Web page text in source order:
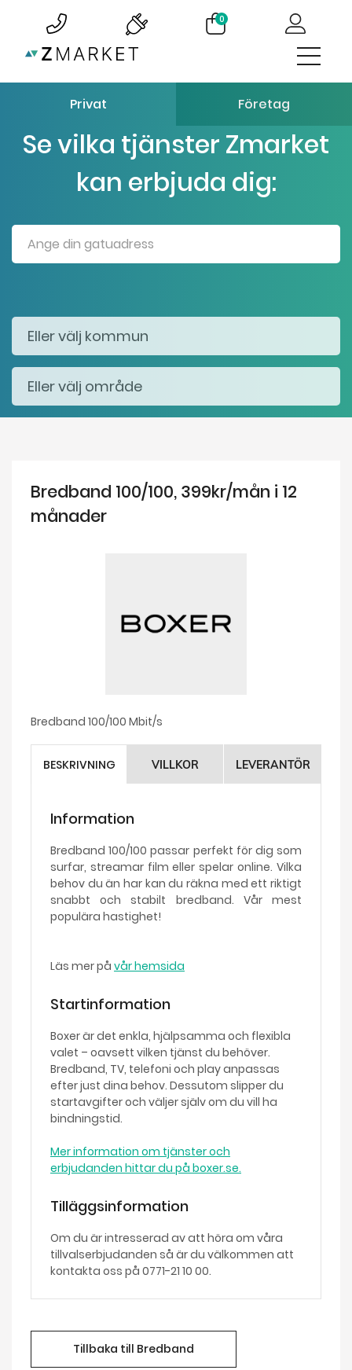
0
Privat Företag
Se vilka tjänster Zmarket
kan erbjuda dig:
Bredband 100/100, 399kr/mån i 12
månader
Bredband 100/100 Mbit/s
BESKRIVNING VILLKOR LEVERANTÖR
Information
Bredband 100/100 passar perfekt för dig som
surfar, streamar film eller spelar online. Vilka
behov du än har kan du räkna med ett riktigt
snabbt och stabilt bredband. Vår mest
populära hastighet!
Läs mer på vår hemsida
Startinformation
Boxer är det enkla, hjälpsamma och flexibla
valet – oavsett vilken tjänst du behöver.
Bredband, TV, telefoni och play anpassas
efter just dina behov. Dessutom slipper du
startavgifter och väljer själv om du vill ha
bindningstid.
Mer information om tjänster och
erbjudanden hittar du på boxer.se.
Tilläggsinformation
Om du är intresserad av att höra om våra
tillvalserbjudanden så är du välkommen att
kontakta oss på 0771-21 10 00.
Tillbaka till Bredband